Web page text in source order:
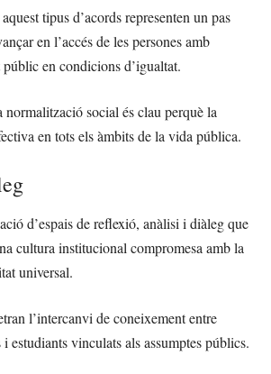
tipus d’acords representen un pas
en l’accés de les persones amb
en condicions d’igualtat.
normalització social és clau perquè la
en tots els àmbits de la vida pública.
d’espais de reflexió, anàlisi i diàleg que
cultura institucional compromesa amb la
universal.
l’intercanvi de coneixement entre
estudiants vinculats als assumptes públics.